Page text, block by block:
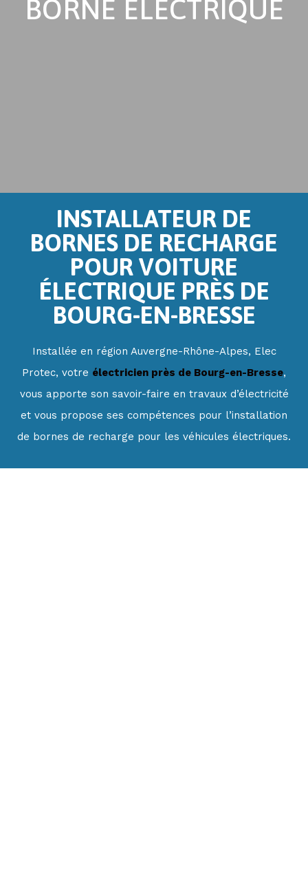
BORNE ÉLECTRIQUE
INSTALLATEUR DE
BORNES DE RECHARGE
POUR VOITURE
ÉLECTRIQUE PRÈS DE
BOURG-EN-BRESSE
Installée en région Auvergne-Rhône-Alpes, Elec
Protec, votre électricien près de Bourg-en-Bresse,
vous apporte son savoir-faire en travaux d’électricité
et vous propose ses compétences pour l’installation
de bornes de recharge pour les véhicules électriques.